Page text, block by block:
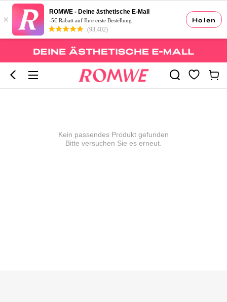
Holen
×
ROMWE - Deine ästhetische E-Mall
-5€ Rabatt auf Ihre erste Bestellung
(93,402)
Kein passendes Produkt gefunden
Bitte versuchen Sie es erneut.